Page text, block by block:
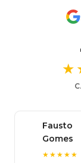
Fausto
Gomes
★★★★★